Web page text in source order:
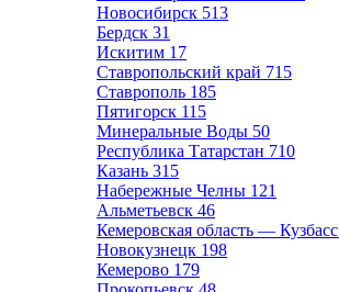
Новосибирск 513
Бердск 31
Искитим 17
Ставропольский край 715
Ставрополь 185
Пятигорск 115
Минеральные Воды 50
Республика Татарстан 710
Казань 315
Набережные Челны 121
Альметьевск 46
Кемеровская область — Кузбасс
Новокузнецк 198
Кемерово 179